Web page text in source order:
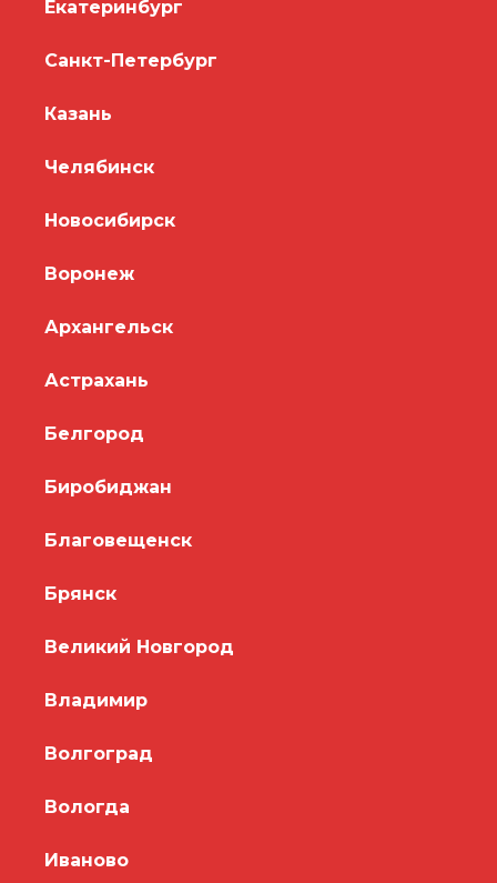
Екатеринбург
Санкт-Петербург
Казань
Челябинск
Новосибирск
Воронеж
Архангельск
Астрахань
Белгород
Биробиджан
Благовещенск
Брянск
Великий Новгород
Владимир
Волгоград
Вологда
Иваново